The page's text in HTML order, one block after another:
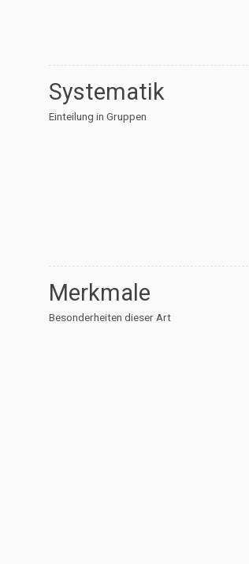
Systematik
Einteilung in Gruppen
Merkmale
Besonderheiten dieser Art